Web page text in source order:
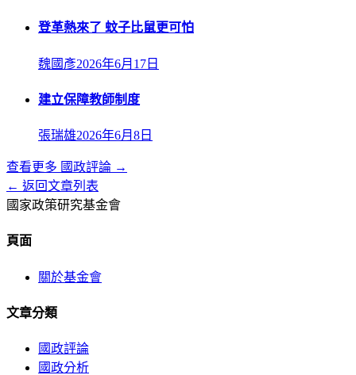
登革熱來了 蚊子比鼠更可怕
魏國彥2026年6月17日
建立保障教師制度
張瑞雄2026年6月8日
查看更多 國政評論 →
← 返回文章列表
國家政策研究基金會
頁面
關於基金會
文章分類
國政評論
國政分析